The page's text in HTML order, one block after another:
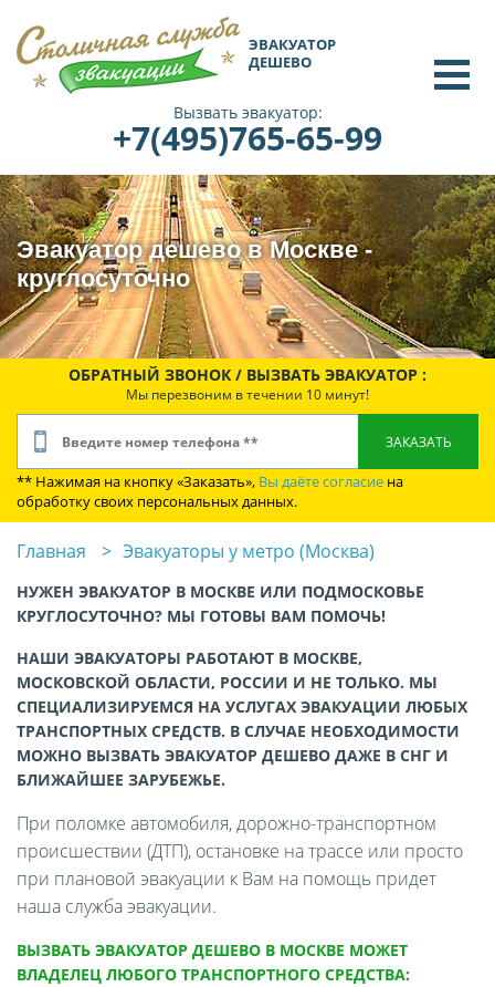
ЭВАКУАТОР
ДЕШЕВО
Вызвать эвакуатор:
+7(495)765-65-99
Эвакуатор дешево в Москве -
круглосуточно
ОБРАТНЫЙ ЗВОНОК / ВЫЗВАТЬ ЭВАКУАТОР :
Мы перезвоним в течении 10 минут!
** Нажимая на кнопку «Заказать», Вы даёте согласие на
обработку своих персональных данных.
Главная Эвакуаторы у метро (Москва)
НУЖЕН ЭВАКУАТОР В МОСКВЕ ИЛИ ПОДМОСКОВЬЕ
КРУГЛОСУТОЧНО? МЫ ГОТОВЫ ВАМ ПОМОЧЬ!
НАШИ ЭВАКУАТОРЫ РАБОТАЮТ В МОСКВЕ,
МОСКОВСКОЙ ОБЛАСТИ, РОССИИ И НЕ ТОЛЬКО. МЫ
СПЕЦИАЛИЗИРУЕМСЯ НА УСЛУГАХ ЭВАКУАЦИИ ЛЮБЫХ
ТРАНСПОРТНЫХ СРЕДСТВ. В СЛУЧАЕ НЕОБХОДИМОСТИ
МОЖНО ВЫЗВАТЬ ЭВАКУАТОР ДЕШЕВО ДАЖЕ В СНГ И
БЛИЖАЙШЕЕ ЗАРУБЕЖЬЕ.
При поломке автомобиля, дорожно-транспортном
происшествии (ДТП), остановке на трассе или просто
при плановой эвакуации к Вам на помощь придет
наша служба эвакуации.
ВЫЗВАТЬ ЭВАКУАТОР ДЕШЕВО В МОСКВЕ МОЖЕТ
ВЛАДЕЛЕЦ ЛЮБОГО ТРАНСПОРТНОГО СРЕДСТВА: